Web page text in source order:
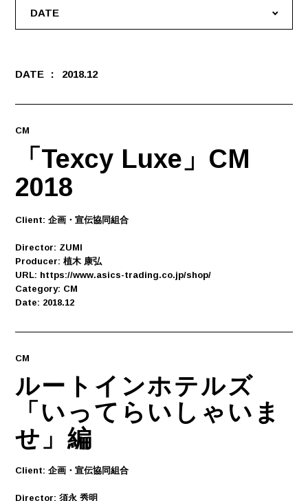
DATE
DATE 2018.12
CM
「Texcy Luxe」CM
2018
Client: 企画・宣伝協同組合
Director: ZUMI
Producer: 植木 康弘
URL: https://www.asics-trading.co.jp/shop/
Category: CM
Date: 2018.12
CM
ルートインホテルズ
「いってらいしゃいま
せ」編
Client: 企画・宣伝協同組合
Director: 須永 秀明